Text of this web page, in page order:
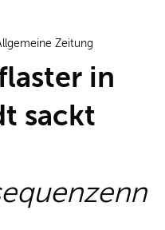
SEITE
Zeitung
in
sackt